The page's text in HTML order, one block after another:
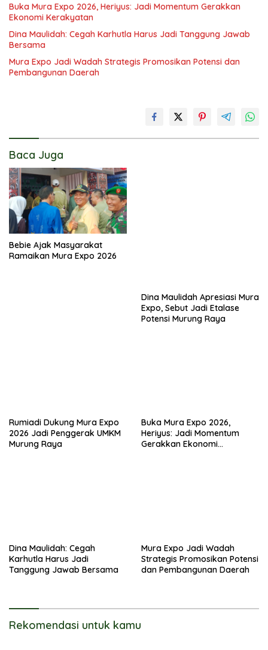
Buka Mura Expo 2026, Heriyus: Jadi Momentum Gerakkan
Ekonomi Kerakyatan
Dina Maulidah: Cegah Karhutla Harus Jadi Tanggung Jawab
Bersama
Mura Expo Jadi Wadah Strategis Promosikan Potensi dan
Pembangunan Daerah
Baca Juga
Bebie Ajak Masyarakat
Ramaikan Mura Expo 2026
Dina Maulidah Apresiasi Mura
Expo, Sebut Jadi Etalase
Potensi Murung Raya
Rumiadi Dukung Mura Expo
2026 Jadi Penggerak UMKM
Murung Raya
Buka Mura Expo 2026,
Heriyus: Jadi Momentum
Gerakkan Ekonomi
Dina Maulidah: Cegah
Karhutla Harus Jadi
Tanggung Jawab Bersama
Mura Expo Jadi Wadah
Strategis Promosikan Potensi
dan Pembangunan Daerah
Rekomendasi untuk kamu